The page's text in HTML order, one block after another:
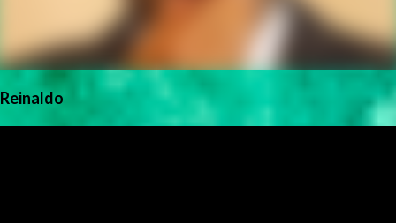
Reinaldo